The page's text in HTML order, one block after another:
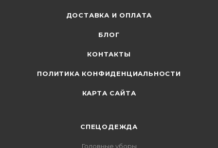
ДОСТАВКА И ОПЛАТА
БЛОГ
КОНТАКТЫ
ПОЛИТИКА КОНФИДЕНЦИАЛЬНОСТИ
КАРТА САЙТА
СПЕЦОДЕЖДА
Головные уборы